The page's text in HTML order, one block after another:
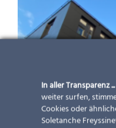
In aller Transparenz ...
weiter surfen,
Cookies oder
Soletanche